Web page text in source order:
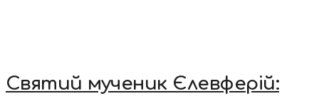
Святий мученик Єлевферій: